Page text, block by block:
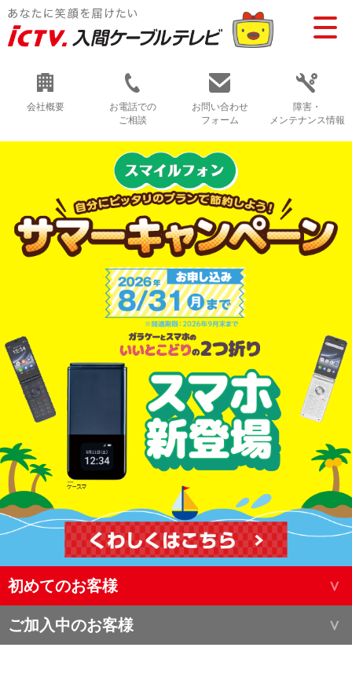
会社概要
お電話での
ご相談
お問い合わせ
フォーム
障害・
メンテナンス情報
初めてのお客様
ご加入中のお客様